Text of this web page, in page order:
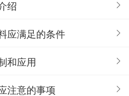
绍
应满足的条件
和应用
注意的事项